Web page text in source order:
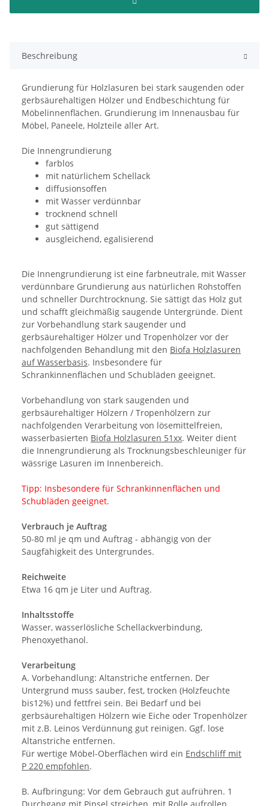
Beschreibung
Grundierung für Holzlasuren bei stark saugenden oder
gerbsäurehaltigen Hölzer und Endbeschichtung für
Möbelinnenflächen. Grundierung im Innenausbau für
Möbel, Paneele, Holzteile aller Art.
Die Innengrundierung
farblos
mit natürlichem Schellack
diffusionsoffen
mit Wasser verdünnbar
trocknend schnell
gut sättigend
ausgleichend, egalisierend
Die Innengrundierung ist eine farbneutrale, mit Wasser
verdünnbare Grundierung aus natürlichen Rohstoffen
und schneller Durchtrocknung. Sie sättigt das Holz gut
und schafft gleichmäßig saugende Untergründe. Dient
zur Vorbehandlung stark saugender und
gerbsäurehaltiger Hölzer und Tropenhölzer vor der
nachfolgenden Behandlung mit den Biofa Holzlasuren
auf Wasserbasis. Insbesondere für
Schrankinnenflächen und Schubläden geeignet.
Vorbehandlung von stark saugenden und
gerbsäurehaltiger Hölzern / Tropenhölzern zur
nachfolgenden Verarbeitung von lösemittelfreien,
wasserbasierten Biofa Holzlasuren 51xx. Weiter dient
die Innengrundierung als Trocknungsbeschleuniger für
wässrige Lasuren im Innenbereich.
Tipp: Insbesondere für Schrankinnenflächen und
Schubläden geeignet.
Verbrauch je Auftrag
50-80 ml je qm und Auftrag - abhängig von der
Saugfähigkeit des Untergrundes.
Reichweite
Etwa 16 qm je Liter und Auftrag.
Inhaltsstoffe
Wasser, wasserlösliche Schellackverbindung,
Phenoxyethanol.
Verarbeitung
A. Vorbehandlung: Altanstriche entfernen. Der
Untergrund muss sauber, fest, trocken (Holzfeuchte
bis12%) und fettfrei sein. Bei Bedarf und bei
gerbsäurehaltigen Hölzern wie Eiche oder Tropenhölzer
mit z.B. Leinos Verdünnung gut reinigen. Ggf. lose
Altanstriche entfernen.
Für wertige Möbel-Oberflächen wird ein Endschliff mit
P 220 empfohlen.
B. Aufbringung: Vor dem Gebrauch gut aufrühren. 1